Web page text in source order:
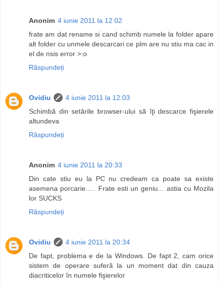
Anonim 4 iunie 2011 la 12:02
frate am dat rename si cand schimb numele la folder apare
alt folder cu unmele descarcari ce plm are nu stiu ma cac in
el de nsis error >:o
Răspundeți
Ovidiu
4 iunie 2011 la 12:03
Schimbă din setările browser-ului să îţi descarce fişierele
altundeva
Răspundeți
Anonim 4 iunie 2011 la 20:33
Din cate stiu eu la PC nu credeam ca poate sa existe
asemena porcarie..... Frate esti un geniu... astia cu Mozila
lor SUCKS
Răspundeți
Ovidiu
4 iunie 2011 la 20:34
De fapt, problema e de la Windows. De fapt 2, cam orice
sistem de operare suferă la un moment dat din cauza
diacriticelor în numele fişierelor